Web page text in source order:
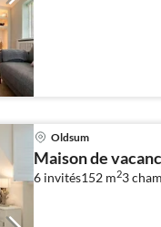
Oldsum
Maison de
6 invités152 m23